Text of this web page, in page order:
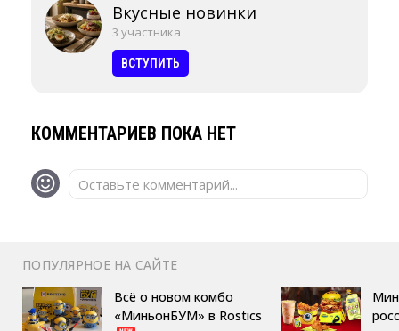
Вкусные новинки
3 участника
ВСТУПИТЬ
КОММЕНТАРИЕВ ПОКА НЕТ
Оставьте комментарий...
ПОПУЛЯРНОЕ НА САЙТЕ
Всё о новом комбо
«МиньонБУМ» в Rostics